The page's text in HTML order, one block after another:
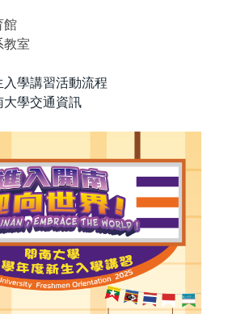
館
教室
入學講習活動流程
大學交通資訊